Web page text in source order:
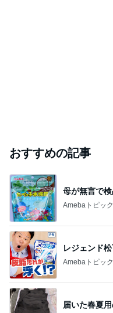
おすすめの記事
母が無言で
Amebaトピッ
レジェンド
Amebaトピッ
届いた春夏